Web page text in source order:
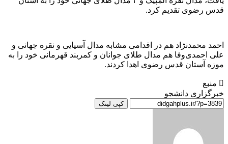
قدس رضوی تقدیم کرد.
احمد محمدنژاد هم در اقدامی مشابه مدال آسیایی و نقره جهانی و
علی احمدی‌وفا هم مدال طلای جوانان و کمربند قهرمانی خود را به
موزه آستان قدس رضوی اهدا کردند.
منبع
خبرگزاری دانشجو
کپی لینک